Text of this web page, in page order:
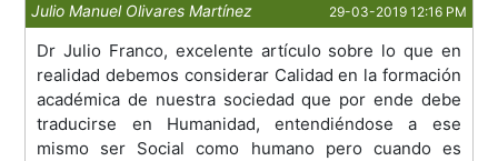
Julio Manuel Olivares Martínez 29-03-2019 12:16 PM
Dr Julio Franco, excelente artículo sobre lo que en
realidad debemos considerar Calidad en la formación
académica de nuestra sociedad que por ende debe
traducirse en Humanidad, entendiéndose a ese
mismo ser Social como humano pero cuando es